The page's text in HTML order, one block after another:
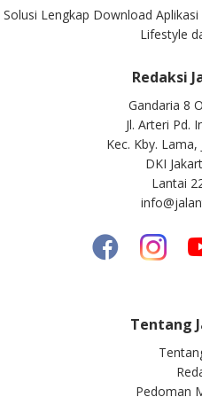
Solusi Lengkap Download
Lifestyle
Redaksi
Gandaria 8
Jl. Arteri Pd.
Kec. Kby.
DKI
Lantai
Tentang
Pedoman